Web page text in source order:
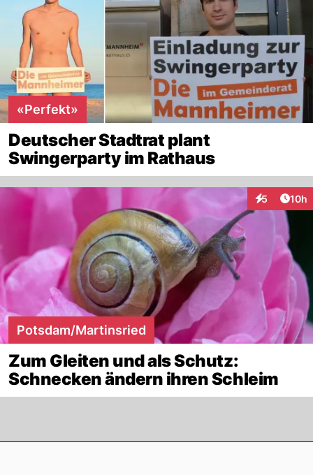
«Perfekt»
Deutscher Stadtrat plant
Swingerparty im Rathaus
5
Interaktionen
10h
Potsdam/Martinsried
Zum Gleiten und als Schutz:
Schnecken ändern ihren Schleim